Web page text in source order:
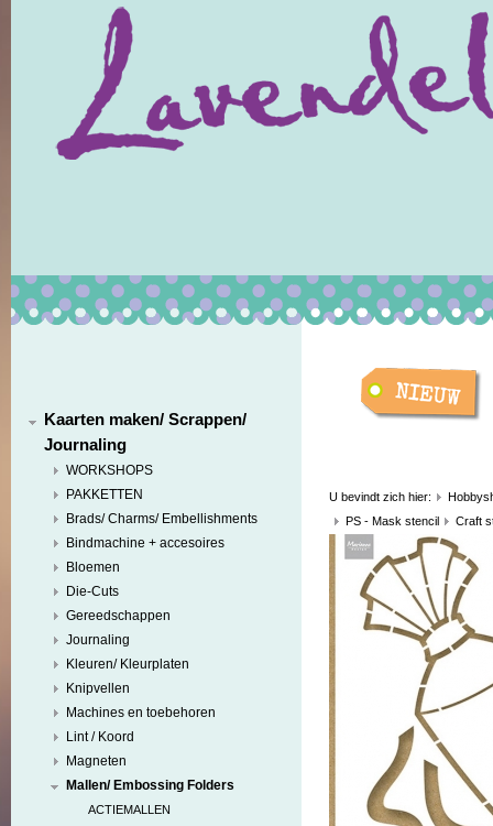
Kaarten maken/ Scrappen/
Journaling
WORKSHOPS
PAKKETTEN
Brads/ Charms/ Embellishments
Bindmachine + accesoires
Bloemen
Die-Cuts
Gereedschappen
Journaling
Kleuren/ Kleurplaten
Knipvellen
Machines en toebehoren
Lint / Koord
Magneten
Mallen/ Embossing Folders
ACTIEMALLEN
U bevindt zich hier:
PS - Mask stencil
Craft